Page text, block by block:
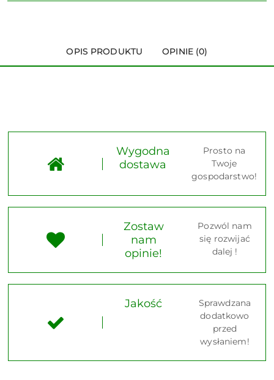
OPIS PRODUKTU OPINIE (0)
Wygodna
dostawa
Prosto na
Twoje
gospodarstwo!
Zostaw
nam
opinie!
Pozwól nam
się rozwijać
dalej !
Jakość
Sprawdzana
dodatkowo
przed
wysłaniem!